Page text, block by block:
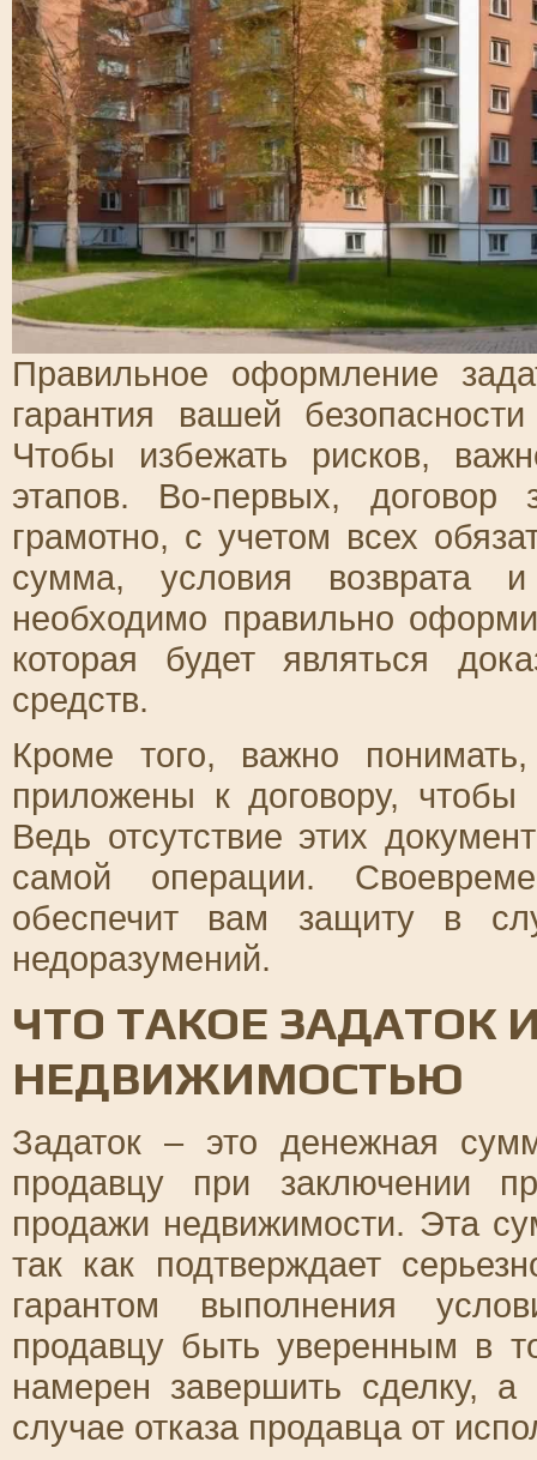
Правильное оформление
гарантия вашей
Чтобы избежать рисков,
этапов. Во-первых, договор
грамотно, с учетом всех
сумма, условия возврата
необходимо правильно
которая будет являться
средств.
Кроме того, важно
приложены к договору,
Ведь отсутствие этих
самой операции.
обеспечит вам защиту в
недоразумений.
ЧТО ТАКОЕ ЗАДАТОК
НЕДВИЖИМОСТЬЮ
Задаток – это денежная
продавцу при заключении
продажи недвижимости. Эта
так как подтверждает
гарантом выполнения
продавцу быть уверенным в
намерен завершить сделку,
случае отказа продавца от